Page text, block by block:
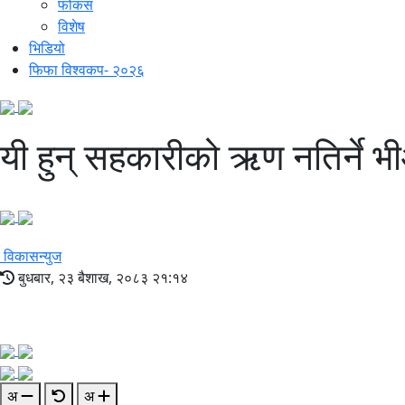
फोकस
विशेष
भिडियो
फिफा विश्वकप- २०२६
यी हुन् सहकारीको ऋण नतिर्ने
विकासन्युज
बुधबार, २३ बैशाख, २०८३ २१:१४
अ
अ